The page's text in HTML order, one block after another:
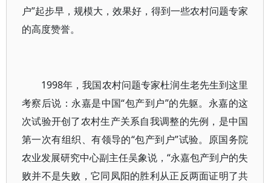
户”起步早，规模大，效果好，得到一些农村问题专家
的高度赞誉。
1998年，我国农村问题专家杜润生老先生到这里
考察后说：永嘉是中国“包产到户”的先躯。永嘉的这
次试验开创了农村生产关系自我调整的先例，是中国
第一次有组织、有领导的“包产到户”试验。原国务院
农业发展研究中心副主任吴象说，“永嘉包产到户的失
败并不是失败，它同凤阳的胜利从正反两面证明了共